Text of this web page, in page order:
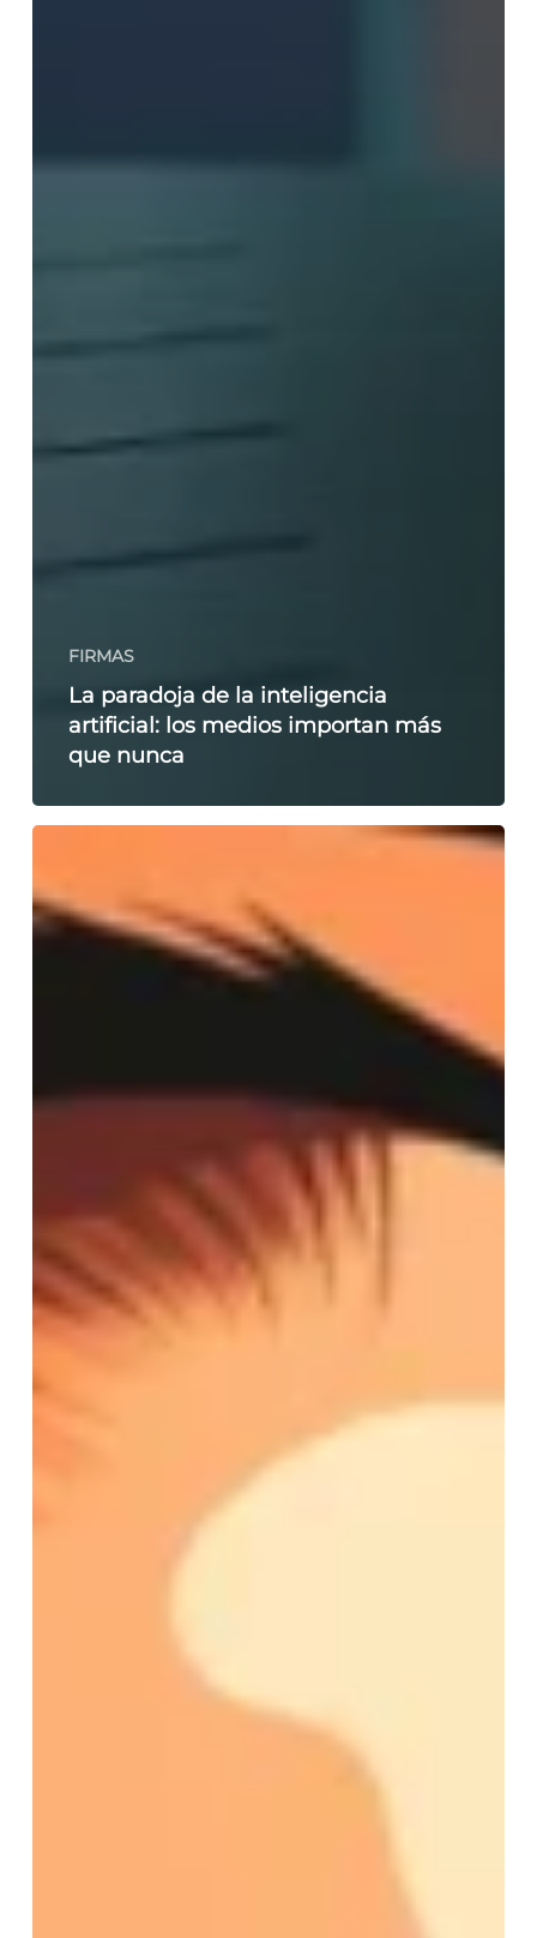
FIRMAS
La paradoja de la inteligencia
artificial: los medios importan más
que nunca